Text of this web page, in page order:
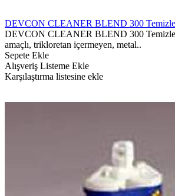
DEVCON CLEANER BLEND 300
DEVCON CLEANER BLEND 300
amaçlı, trikloretan içermeyen, metal..
Sepete Ekle
Alışveriş Listeme Ekle
Karşılaştırma listesine ekle